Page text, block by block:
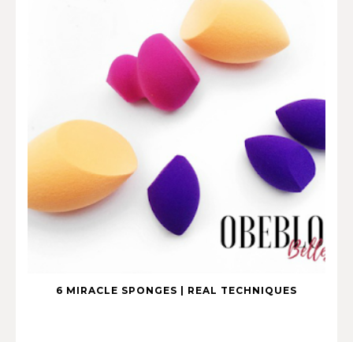
6 MIRACLE SPONGES | REAL TECHNIQUES